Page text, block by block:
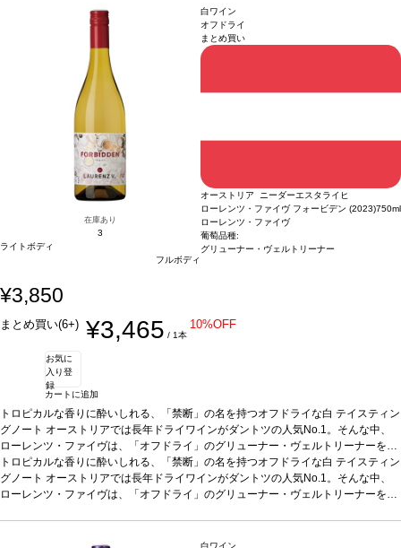
グリューナー・フェルトリーナ品種に力を注いでいる
これはシンプルにチャーミングなワイン！葡萄品種
名前の由来
ローレンツ・ファイヴはワインメーカーのローレンツ・モ
ザー家の5代目を意味する。ワインメーカー、ローレンツ・マリア・モザーV は、
グリューナー・フェルトリーナ品種に力を注いでいる
在庫あり
3
ライトボディ
フルボディ
白ワイン
オフドライ
まとめ買い
オーストリア ニーダーエスタライヒ
ローレンツ・ファイヴ フォービデン (2023)750ml
ローレンツ・ファイヴ
葡萄品種:
グリューナー・ヴェルトリーナー
¥3,850
まとめ買い(6+) ¥3,465 / 1本
10%OFF
お気に
入り登
録
カートに追加
トロピカルな香りに酔いしれる、「禁断」の名を持つオフドライな白 テイスティン
グノート オーストリアでは長年ドライワインがダントツの人気No.1。そんな中、
ローレンツ・ファイヴは、「オフドライ」のグリューナー・ヴェルトリーナーをリ
リース。たっぷりとした果実味を表し、しなやかな甘味を持ち魅力的。アルコール
度数11%、飲みやすく美味しいワインは、まさに「Forbidden 禁断の」な一本。
う料理エキゾチックなアジアン料理、スパイシーなカレーなどと好相性。仕事終わ
様の場合は自動的に次のヴィンテージに変更されます、ご了承ください。
トロピカルな香りに酔いしれる、「禁断」の名を持つオフドライな白 テイスティン
グノート オーストリアでは長年ドライワインがダントツの人気No.1。そんな中、
ローレンツ・ファイヴは、「オフドライ」のグリューナー・ヴェルトリーナーをリ
エキゾチックなアジアン料理、スパイシーなカレーなどと好相性。仕事終わ
白ワイン